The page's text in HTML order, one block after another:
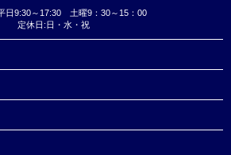
日9:30～17:30 土曜9：30～15：00
定休日:日・水・祝